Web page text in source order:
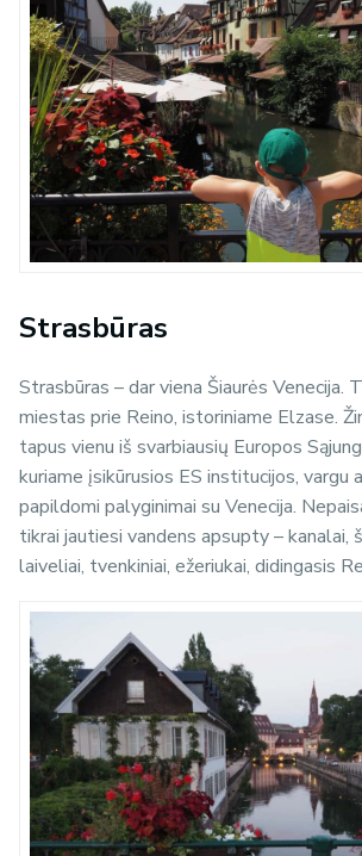
Strasbūras
Strasbūras – dar viena Šiaurės Venecija.
miestas prie Reino, istoriniame Elzase.
tapus vienu iš svarbiausių Europos
kuriame įsikūrusios ES institucijos, vargu
papildomi palyginimai su Venecija.
tikrai jautiesi vandens apsupty – kanalai,
laiveliai, tvenkiniai, ežeriukai, didingasis